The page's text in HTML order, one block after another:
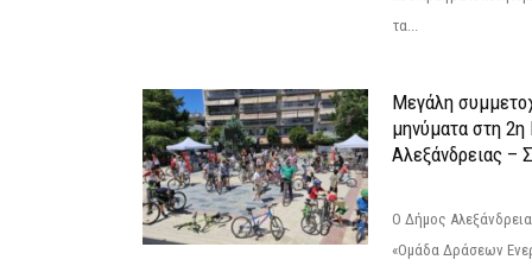
τα...
Μεγάλη
μηνύματα στη
Αλεξάνδρειας –
Ο Δήμος
«Ομάδα Δράσεων